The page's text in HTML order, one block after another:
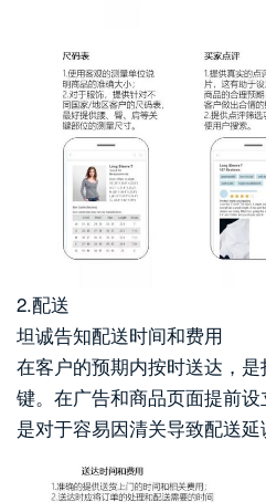
2.配送
坦诚告知配送时间和费用
在客户的预期内按时送达，
键。在广告和商品页面提前
是对于容易因清关导致配送延